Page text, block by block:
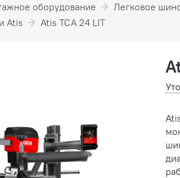
оборудование Легковое
Atis
Atis TCA 24 LIT